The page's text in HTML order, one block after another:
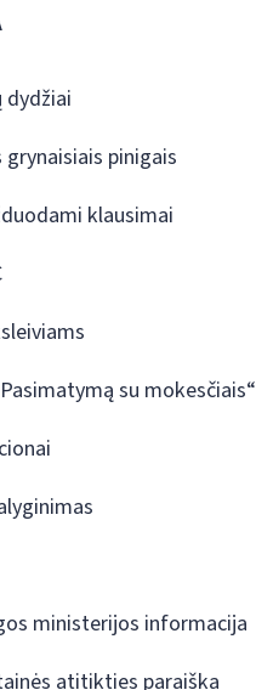
dydžiai
pinigais
klausimai
su mokesčiais“
ministerijos informacija
atitikties paraiška